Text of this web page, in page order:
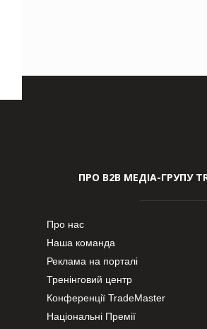
ПРО В2В МЕДІА-ГРУПУ
Про нас
Наша команда
Реклама на порталі
Тренінговий центр
Конференції TradeMaster
Національні Премії